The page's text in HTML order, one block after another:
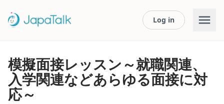
Log in
模擬面接レッスン～就職関連、
入学関連などあらゆる面接に対
応～